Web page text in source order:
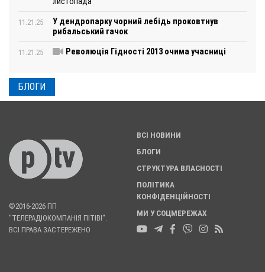
11.21.25
У дендропарку чорний лебідь проковтнув
рибальський гачок
11.21.25 Революція Гідності 2013 очима учасниці
БЛОГИ
©2016-2026 ПП
"ТЕЛЕРАДІОКОМПАНІЯ ПІТІВІ".
ВСІ ПРАВА ЗАСТЕРЕЖЕНО
ВСІ НОВИНИ
БЛОГИ
СТРУКТУРА ВЛАСНОСТІ
ПОЛІТИКА
КОНФІДЕНЦІЙНОСТІ
МИ У СОЦМЕРЕЖАХ